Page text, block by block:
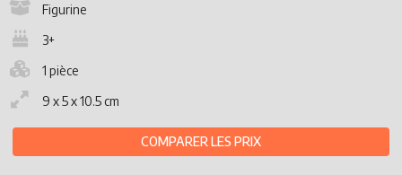
Figurine
3+
1 pièce
9 x 5 x 10.5 cm
COMPARER LES PRIX